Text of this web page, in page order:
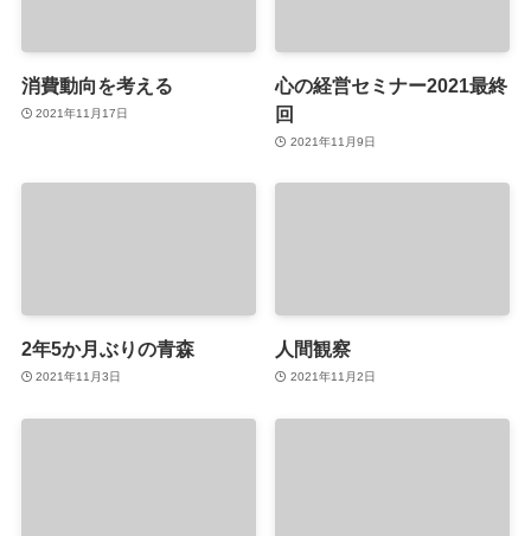
消費動向を考える
2021年11月17日
心の経営セミナー2021最終
回
2021年11月9日
2年5か月ぶりの青森
2021年11月3日
人間観察
2021年11月2日